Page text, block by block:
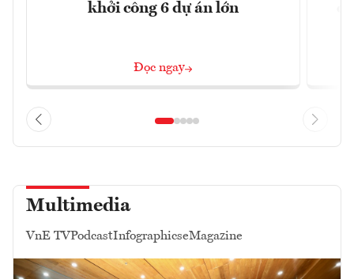
khởi công 6 dự án lớn
Đọc ngay
Multimedia
VnE TVPodcastInfographicseMagazine